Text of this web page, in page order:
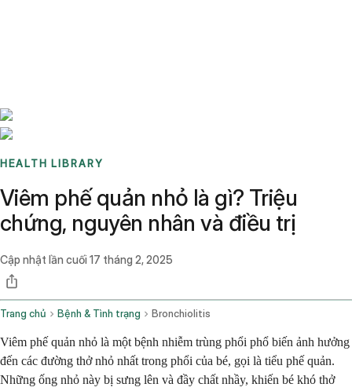
HEALTH LIBRARY
Viêm phế quản nhỏ là gì? Triệu
chứng, nguyên nhân và điều trị
Cập nhật lần cuối 17 tháng 2, 2025
Trang chủ Bệnh & Tình trạng Bronchiolitis
Viêm phế quản nhỏ là một bệnh nhiễm trùng phổi phổ biến ảnh hưởng
đến các đường thở nhỏ nhất trong phổi của bé, gọi là tiểu phế quản.
Những ống nhỏ này bị sưng lên và đầy chất nhầy, khiến bé khó thở